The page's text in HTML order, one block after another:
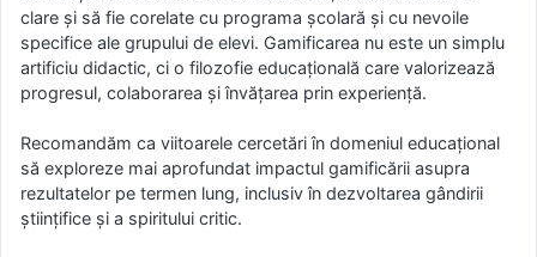
clare și să fie corelate cu programa școlară și cu nevoile
specifice ale grupului de elevi. Gamificarea nu este un simplu
artificiu didactic, ci o filozofie educațională care valorizează
progresul, colaborarea și învățarea prin experiență.
Recomandăm ca viitoarele cercetări în domeniul educațional
să exploreze mai aprofundat impactul gamificării asupra
rezultatelor pe termen lung, inclusiv în dezvoltarea gândirii
științifice și a spiritului critic.